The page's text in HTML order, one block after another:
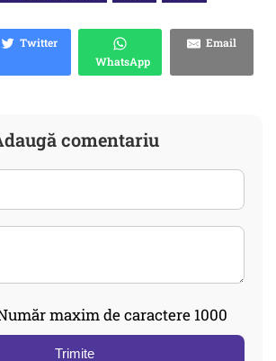
Twitter
WhatsApp
Email
comentariu
maxim de caractere 1000
Trimite